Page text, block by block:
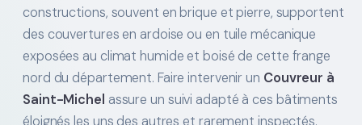
constructions, souvent en brique et pierre, supportent
des couvertures en ardoise ou en tuile mécanique
exposées au climat humide et boisé de cette frange
nord du département. Faire intervenir un Couvreur à
Saint-Michel assure un suivi adapté à ces bâtiments
éloignés les uns des autres et rarement inspectés.